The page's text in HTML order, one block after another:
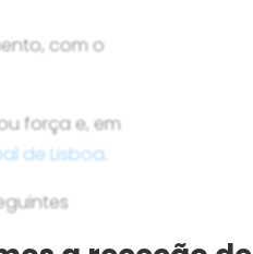
com o
força e, em
de Lisboa